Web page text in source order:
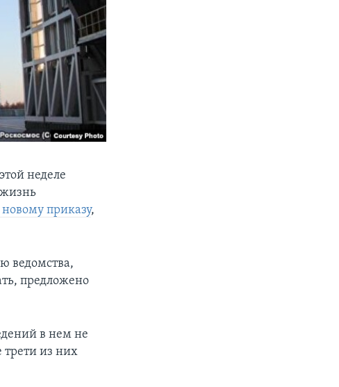
неделе
новому приказу,
ведомства,
предложено
в нем не
трети из них